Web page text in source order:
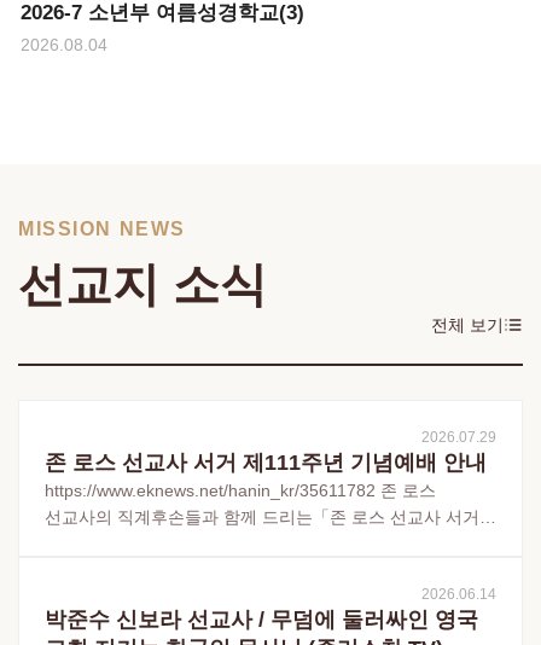
2026-7 소년부 여름성경학교(3)
2026.08.04
MISSION NEWS
선교지 소식
전체 보기
2026.07.29
존 로스 선교사 서거 제111주년 기념예배 안내
https://www.eknews.net/hanin_kr/35611782 존 로스
선교사의 직계후손들과 함께 드리는「존 로스 선교사 서거
2026.06.14
박준수 신보라 선교사 / 무덤에 둘러싸인 영국